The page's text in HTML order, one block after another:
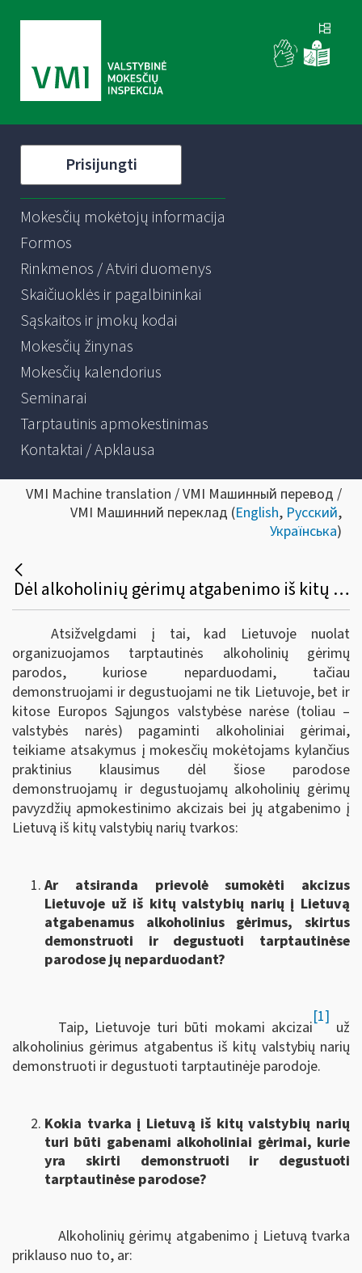
Prisijungti
Mokesčių mokėtojų informacija
Formos
Rinkmenos / Atviri duomenys
Skaičiuoklės ir pagalbininkai
Sąskaitos ir įmokų kodai
Mokesčių žinynas
Mokesčių kalendorius
Seminarai
Tarptautinis apmokestinimas
Kontaktai / Apklausa
VMI Machine translation / VMI Машинный перевод /
VMI Машинний переклад (English, Русский,
Українська)
Dėl alkoholinių gėrimų atgabenimo iš kitų Europos sąjungos valstybių narių į tarptautines parodas Lietuvoje bei akcizų sumokėjimo
Atsižvelgdami į tai, kad Lietuvoje nuolat
organizuojamos tarptautinės alkoholinių gėrimų
parodos, kuriose neparduodami, tačiau
demonstruojami ir degustuojami ne tik Lietuvoje, bet ir
kitose Europos Sąjungos valstybėse narėse (toliau –
valstybės narės) pagaminti alkoholiniai gėrimai,
teikiame atsakymus į mokesčių mokėtojams kylančius
praktinius klausimus dėl šiose parodose
demonstruojamų ir degustuojamų alkoholinių gėrimų
pavyzdžių apmokestinimo akcizais bei jų atgabenimo į
Lietuvą iš kitų valstybių narių tvarkos:
Ar atsiranda prievolė sumokėti akcizus
Lietuvoje už iš kitų valstybių narių į Lietuvą
atgabenamus alkoholinius gėrimus, skirtus
demonstruoti ir degustuoti tarptautinėse
parodose jų neparduodant?
Taip, Lietuvoje turi būti mokami akcizai
[1]
už
alkoholinius gėrimus atgabentus iš kitų valstybių narių
demonstruoti ir degustuoti tarptautinėje parodoje.
Kokia tvarka į Lietuvą iš kitų valstybių narių
turi būti gabenami alkoholiniai gėrimai, kurie
yra skirti demonstruoti ir degustuoti
tarptautinėse parodose?
Alkoholinių gėrimų atgabenimo į Lietuvą tvarka
priklauso nuo to, ar: